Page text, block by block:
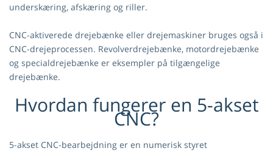
underskæring, afskæring og riller.
CNC-aktiverede drejebænke eller drejemaskiner bruges også i
CNC-drejeprocessen. Revolverdrejebænke, motordrejebænke
og specialdrejebænke er eksempler på tilgængelige
drejebænke.
Hvordan fungerer en 5-akset
CNC?
5-akset CNC-bearbejdning er en numerisk styret